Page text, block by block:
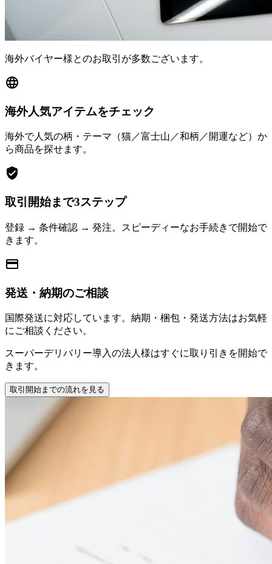
海外バイヤー様とのお取引が多数ございます。
language
海外人気アイテムをチェック
海外で人気の柄・テーマ（猫／富士山／和柄／開運など）か
ら商品を探せます。
verified_user
取引開始まで3ステップ
登録 → 条件確認 → 発注。スピーディーなお手続きで開始で
きます。
payment
発送・納期のご相談
国際発送に対応しています。納期・梱包・発送方法はお気軽
にご相談ください。
スーパーデリバリー導入の法人様はすぐに取り引きを開始で
きます。
取引開始までの流れを見る